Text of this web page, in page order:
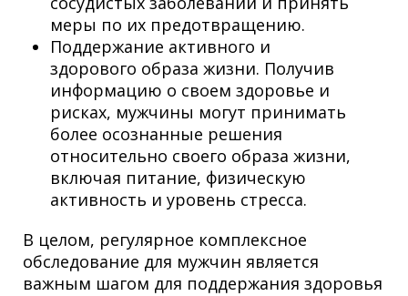
меры по их предотвращению.
Поддержание активного и
здорового образа жизни. Получив
информацию о своем здоровье и
рисках, мужчины могут принимать
более осознанные решения
относительно своего образа жизни,
включая питание, физическую
активность и уровень стресса.
В целом, регулярное комплексное
обследование для мужчин является
важным шагом для поддержания здоровья